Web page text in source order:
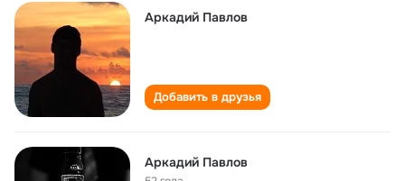
Аркадий Павлов
Добавить в друзья
Аркадий Павлов